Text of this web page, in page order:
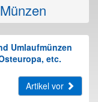
Umlaufmünzen
etc.
Artikel vor